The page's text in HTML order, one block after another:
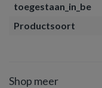
toegestaan_in_be
Productsoort
Shop meer